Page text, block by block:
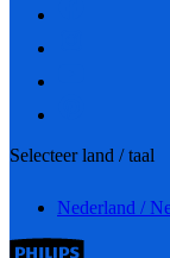
Selecteer land / taal
Nederland /